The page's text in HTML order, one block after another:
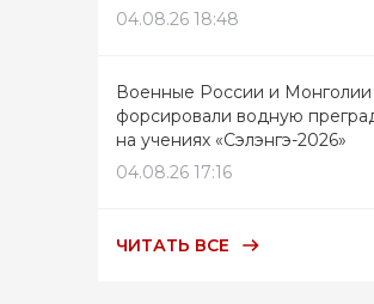
04.08.26 18:48
Военные России и Монголии
форсировали водную
на учениях «Сэлэнгэ-2026»
04.08.26 17:16
ЧИТАТЬ ВСЕ